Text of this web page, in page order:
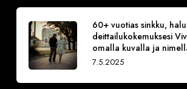
60+ vuotias sinkku,
deittailukokemuksesi
omalla kuvalla ja
7.5.2025